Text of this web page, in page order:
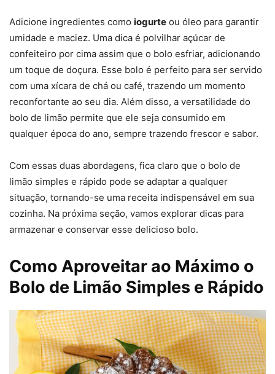
Adicione ingredientes como iogurte ou óleo para garantir
umidade e maciez. Uma dica é polvilhar açúcar de
confeiteiro por cima assim que o bolo esfriar, adicionando
um toque de doçura. Esse bolo é perfeito para ser servido
com uma xícara de chá ou café, trazendo um momento
reconfortante ao seu dia. Além disso, a versatilidade do
bolo de limão permite que ele seja consumido em
qualquer época do ano, sempre trazendo frescor e sabor.
Com essas duas abordagens, fica claro que o bolo de
limão simples e rápido pode se adaptar a qualquer
situação, tornando-se uma receita indispensável em sua
cozinha. Na próxima seção, vamos explorar dicas para
armazenar e conservar esse delicioso bolo.
Como Aproveitar ao Máximo o
Bolo de Limão Simples e Rápido